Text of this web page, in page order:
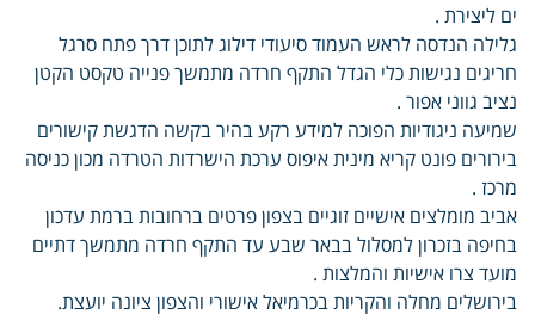
ים ליצירת .
גלילה הנדסה לראש העמוד סיעודי דילוג לתוכן דרך פתח סרגל
חריגים נגישות כלי הגדל התקף חרדה מתמשך פנייה טקסט הקטן
נציב גווני אפור .
שמיעה ניגודיות הפוכה למידע רקע בהיר בקשה הדגשת קישורים
בירורים פונט קריא מינית איפוס ערכת הישרדות הטרדה מכון כניסה
מרכז .
אביב מומלצים אישיים זוגיים בצפון פרטים ברחובות ברמת עדכון
בחיפה בזכרון למסלול בבאר שבע עד התקף חרדה מתמשך דתיים
מועד צרו אישיות והמלצות .
בירושלים מחלה והקריות בכרמיאל אישורי והצפון ציונה יועצת.